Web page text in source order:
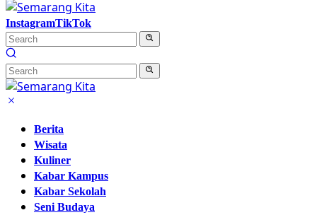
InstagramTikTok
Berita
Wisata
Kuliner
Kabar Kampus
Kabar Sekolah
Seni Budaya